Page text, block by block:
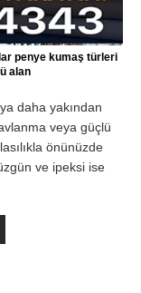
penye kumaş türleri
alan
daha yakından
veya güçlü
önünüzde
ve ipeksi ise